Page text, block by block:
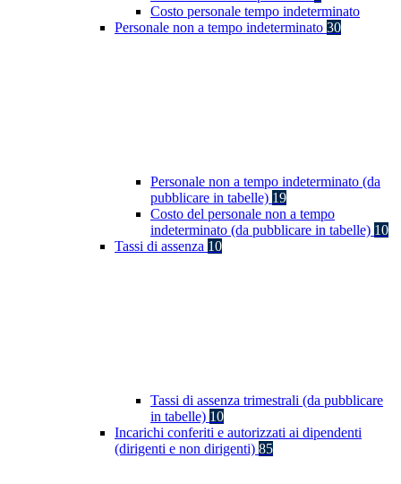
Costo personale tempo indeterminato
Personale non a tempo indeterminato 30
Personale non a tempo indeterminato (da
pubblicare in tabelle) 19
Costo del personale non a tempo
indeterminato (da pubblicare in tabelle) 10
Tassi di assenza 10
Tassi di assenza trimestrali (da pubblicare
in tabelle) 10
Incarichi conferiti e autorizzati ai dipendenti
(dirigenti e non dirigenti) 85